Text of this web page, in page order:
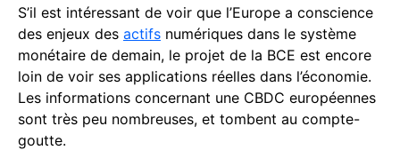
S’il est intéressant de voir que l’Europe a conscience
des enjeux des actifs numériques dans le système
monétaire de demain, le projet de la BCE est encore
loin de voir ses applications réelles dans l’économie.
Les informations concernant une CBDC européennes
sont très peu nombreuses, et tombent au compte-
goutte.